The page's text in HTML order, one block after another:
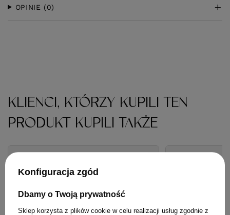
OPINIE (0)
KLIENCI, KTÓRZY KUPILI TEN
PRODUKT KUPILI TAKŻE
Konfiguracja zgód
Dbamy o Twoją prywatność
Sklep korzysta z plików cookie w celu realizacji usług zgodnie z